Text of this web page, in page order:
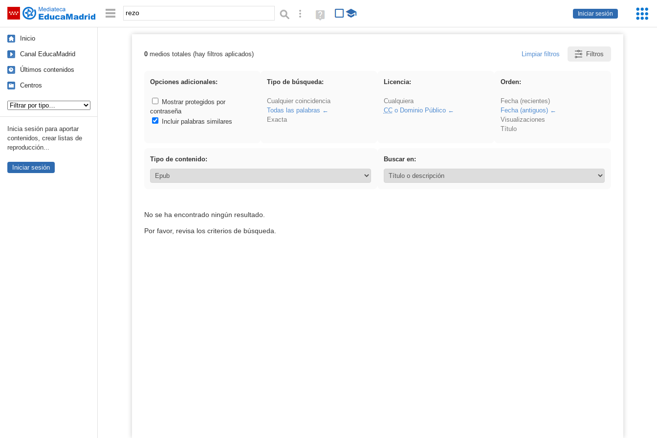
Saltar navegación
Iniciar sesión
Palabra o frase: Búsqueda avanzada
Ayuda
(en
Inicio
Canal EducaMadrid
Últimos contenidos
Centros
Inicia sesión para aportar
contenidos, crear listas de
reproducción...
Iniciar sesión
Resultados de: rezo
0medios totales (hay filtros aplicados) Limpiar filtros Filtros
Opciones adicionales:
Mostrar protegidos por
contraseña
Incluir palabras similares
Tipo de búsqueda:
Cualquier coincidencia
Todas las palabras
Exacta
Licencia:
Cualquiera
CCo Dominio Público
Orden:
Fecha (recientes)
Fecha (antiguos)
Visualizaciones
Título
Tipo de contenido: Buscar en:
No se ha encontrado ningún resultado.
Por favor, revisa los criterios de búsqueda.